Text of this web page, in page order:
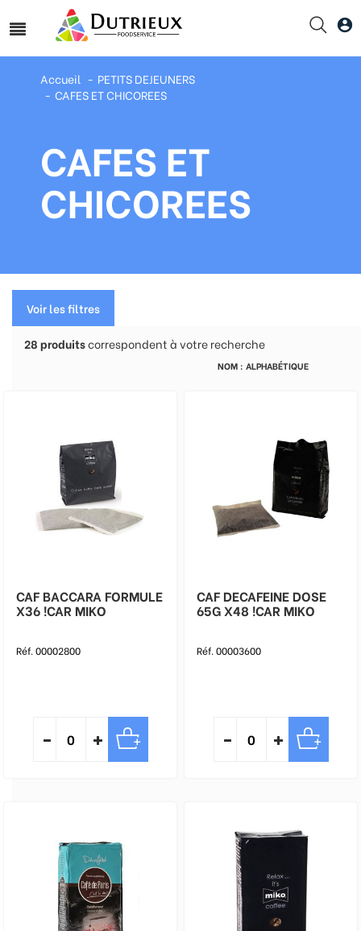
Accueil
PETITS DEJEUNERS
CAFES ET CHICOREES
CAFES ET
CHICOREES
Voir les filtres
28produitscorrespondent à votre recherche
CAF BACCARA FORMULE
X36 !CAR MIKO
Réf. 00002800
CAF DECAFEINE DOSE
65G X48 !CAR MIKO
Réf. 00003600